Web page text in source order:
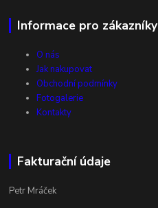
Informace pro zákazníky
O nás
Jak nakupovat
Obchodní podmínky
Fotogalerie
Kontakty
Fakturační údaje
Petr Mráček